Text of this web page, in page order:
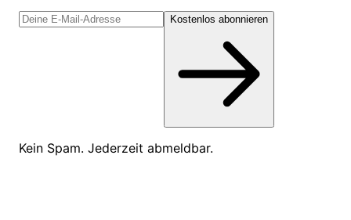
Kostenlos abonnieren
Kein Spam. Jederzeit abmeldbar.